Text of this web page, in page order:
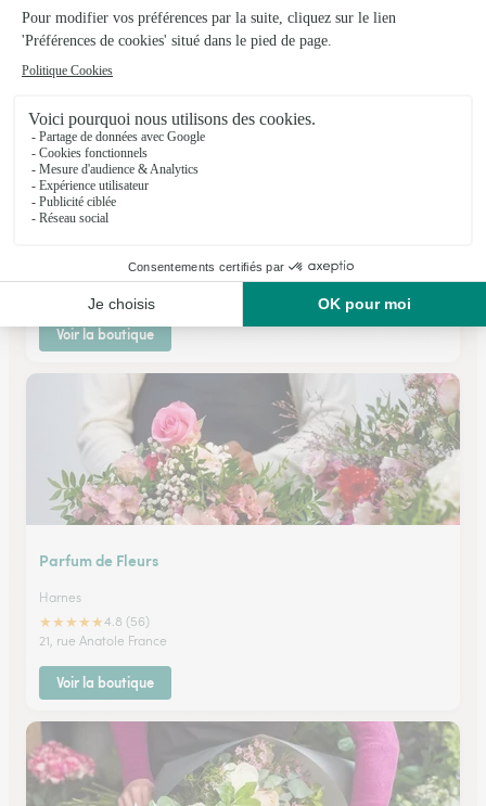
Arnaud Lechantre « M.o.f »
4.4 (135)
Voir la boutique
Parfum de Fleurs
Harnes
★★★★★4.8 (56)
21, rue Anatole France
Voir la boutique